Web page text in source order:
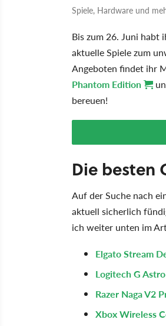
Spiele, Hardware und
Bis zum 26. Juni habt
aktuelle Spiele zum
Angeboten findet ihr
Phantom Edition
bereuen!
Die besten
Auf der Suche nach
aktuell sicherlich
ich weiter unten im
Elgato Stream
Logitech G
Razer Naga V2
Xbox Wireless